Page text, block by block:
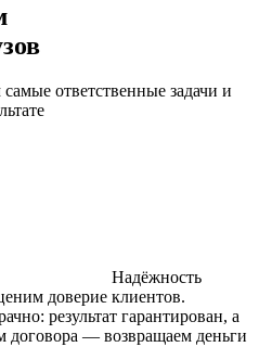
ответственные задачи и
Надёжность
доверие клиентов.
результат гарантирован, а
договора — возвращаем деньги